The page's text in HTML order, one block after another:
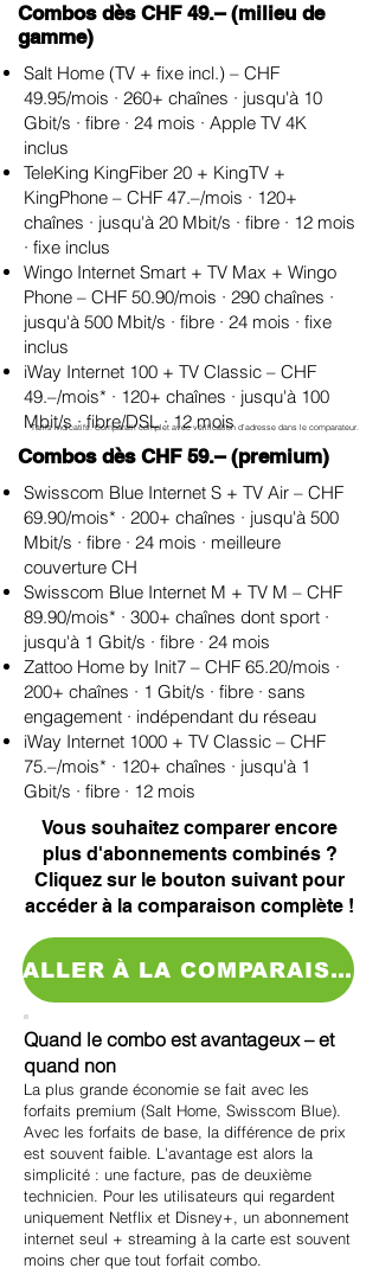
Combos dès CHF 49.– (milieu de
gamme)
Tarifs indicatifs. Comparatif complet avec vérification d'adresse dans le comparateur.
Salt Home (TV + fixe incl.) – CHF
49.95/mois · 260+ chaînes · jusqu'à 10
Gbit/s · fibre · 24 mois · Apple TV 4K
inclus
TeleKing KingFiber 20 + KingTV +
KingPhone – CHF 47.–/mois · 120+
chaînes · jusqu'à 20 Mbit/s · fibre · 12 mois
· fixe inclus
Wingo Internet Smart + TV Max + Wingo
Phone – CHF 50.90/mois · 290 chaînes ·
jusqu'à 500 Mbit/s · fibre · 24 mois · fixe
inclus
iWay Internet 100 + TV Classic – CHF
49.–/mois* · 120+ chaînes · jusqu'à 100
Mbit/s · fibre/DSL · 12 mois
Combos dès CHF 59.– (premium)
Swisscom Blue Internet S + TV Air – CHF
69.90/mois* · 200+ chaînes · jusqu'à 500
Mbit/s · fibre · 24 mois · meilleure
couverture CH
Swisscom Blue Internet M + TV M – CHF
89.90/mois* · 300+ chaînes dont sport ·
jusqu'à 1 Gbit/s · fibre · 24 mois
Zattoo Home by Init7 – CHF 65.20/mois ·
200+ chaînes · 1 Gbit/s · fibre · sans
engagement · indépendant du réseau
iWay Internet 1000 + TV Classic – CHF
75.–/mois* · 120+ chaînes · jusqu'à 1
Gbit/s · fibre · 12 mois
Vous souhaitez comparer encore
plus d'abonnements combinés ?
Cliquez sur le bouton suivant pour
accéder à la comparaison complète !
ALLER À LA COMPARAISON >
Quand le combo est avantageux – et
quand non
La plus grande économie se fait avec les
forfaits premium (Salt Home, Swisscom Blue).
Avec les forfaits de base, la différence de prix
est souvent faible. L'avantage est alors la
simplicité : une facture, pas de deuxième
technicien. Pour les utilisateurs qui regardent
uniquement Netflix et Disney+, un abonnement
internet seul + streaming à la carte est souvent
moins cher que tout forfait combo.